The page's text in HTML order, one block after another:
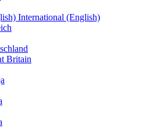
International (English)
Britain